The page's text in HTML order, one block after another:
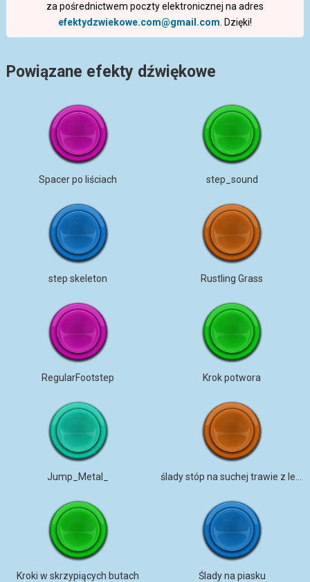
za pośrednictwem poczty elektronicznej na adres
efektydzwiekowe.com@gmail.com . Dzięki!
Powiązane efekty dźwiękowe
Spacer po liściach step_sound
step skeleton Rustling Grass
RegularFootstep Krok potwora
Jump_Metal_
Kroki w skrzypiących butach Ślady na piasku